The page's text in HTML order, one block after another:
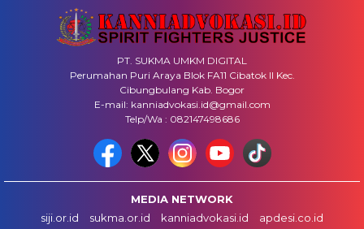
PT. SUKMA UMKM DIGITAL
Perumahan Puri Araya Blok FA11 Cibatok II Kec.
Cibungbulang Kab. Bogor
E-mail: kanniadvokasi.id@gmail.com
Telp/Wa : 082147498686
MEDIA NETWORK
siji.or.id
sukma.or.id kanniadvokasi.id
apdesi.co.id